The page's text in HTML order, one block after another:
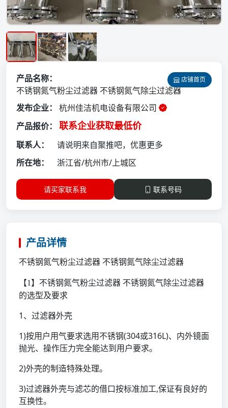
店铺首页
产品名称：
不锈钢氮气粉尘过滤器 不锈钢氮气除尘过滤器
发布企业：
杭州佳洁机电设备有限公司
产品报价：
联系企业获取最低价
联系人：
请说明来自聚推吧，优惠更多
所在地：
浙江省/杭州市/上城区
请买家联系我 联系号码
产品详情
不锈钢氮气粉尘过滤器 不锈钢氮气除尘过滤器
【1】 不锈钢氮气粉尘过滤器 不锈钢氮气除尘过滤器
的选型及要求
1、过滤器外壳
1)按用户用气要求选用不锈钢(304或316L)、内外镜面
抛光、操作压力完全能达到用户要求。
2)外壳的制造特殊处理。
3)过滤器外壳与滤芯的借口按标准加工,保证有良好的
互换性。